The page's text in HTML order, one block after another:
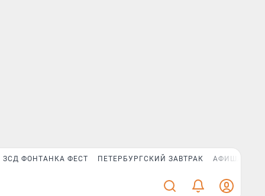
ЗСД ФОНТАНКА ФЕСТ ПЕТЕРБУРГСКИЙ ЗАВТРАК АФИША PLUS